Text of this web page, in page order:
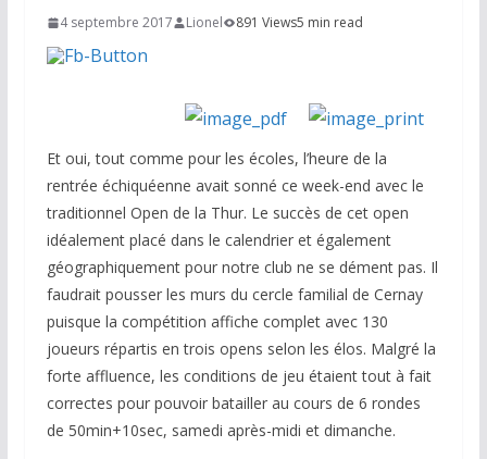
4 septembre 2017 Lionel 891 Views5 min read
Et oui, tout comme pour les écoles, l’heure de la
rentrée échiquéenne avait sonné ce week-end avec le
traditionnel Open de la Thur. Le succès de cet open
idéalement placé dans le calendrier et également
géographiquement pour notre club ne se dément pas. Il
faudrait pousser les murs du cercle familial de Cernay
puisque la compétition affiche complet avec 130
joueurs répartis en trois opens selon les élos. Malgré la
forte affluence, les conditions de jeu étaient tout à fait
correctes pour pouvoir batailler au cours de 6 rondes
de 50min+10sec, samedi après-midi et dimanche.